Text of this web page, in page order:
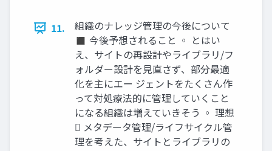
11.
組織のナレッジ管理の今後について
◼ 今後予想されること ◦ とはい
え、サイトの再設計やライブラリ/フ
ォルダー設計を見直さず、部分最適
化を主にエー ジェントをたくさん作
って対処療法的に管理していくこと
になる組織は増えていきそう ◦ 理想
 メタデータ管理/ライフサイクル管
理を考えた、サイトとライブラリの